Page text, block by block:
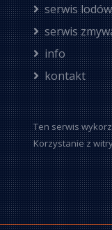
serwis
serwis
info
kontakt
Ten serwis
Korzystanie z